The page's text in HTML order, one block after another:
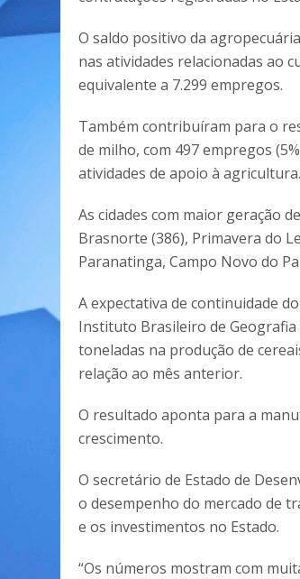
O saldo positivo da
nas atividades relacionadas ao
equivalente a 7.299 empregos.
Também contribuíram para o
de milho, com 497 empregos
atividades de apoio à agricultura.
As cidades com maior geração
Brasnorte (386), Primavera do
Paranatinga, Campo Novo do
A expectativa de continuidade
Instituto Brasileiro de Geografia
toneladas na produção de
relação ao mês anterior.
O resultado aponta para a
crescimento.
O secretário de Estado de
o desempenho do mercado de
e os investimentos no Estado.
“Os números mostram com